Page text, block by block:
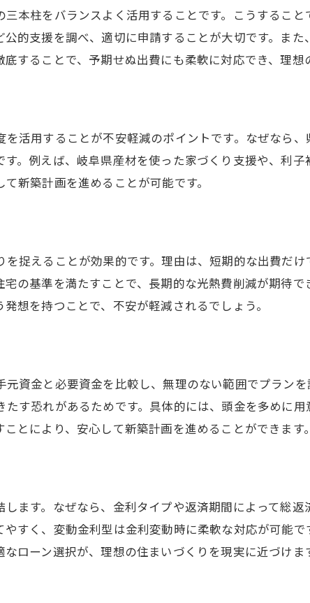
岐阜県制度融資と新築資金繰りの関係性を解説
新築計画に役立つ制度融資のメリットとは
ネ新築住宅で得られる支援策とは
省エネ新築住宅支援策のポイントと活用法
省エネ新築計画に役立つ補助金の探し方
省エネ新築住宅で補助金を最大限活用する
新築で岐阜県産材補助金を活用する方法
ぎふの木で家づくり協力工務店を選ぶ理由
新築住宅における地域産材利用のメリット
補給制度を賢く利用する資金繰り術
新築資金繰りで利子補給制度を活用する方法
岐阜県個人住宅建設等資金利子補給制度とは何か
本柱をバランスよく活用することです。こうするこ
的支援を調べ、適切に申請することが大切です。ま
することで、予期せぬ出費にも柔軟に対応でき、理想
活用することが不安軽減のポイントです。なぜなら
。例えば、岐阜県産材を使った家づくり支援や、利
新築計画を進めることが可能です。
捉えることが効果的です。理由は、短期的な出費だ
の基準を満たすことで、長期的な光熱費削減が期待
想を持つことで、不安が軽減されるでしょう。
資金と必要資金を比較し、無理のない範囲でプラン
す恐れがあるためです。具体的には、頭金を多めに
とにより、安心して新築計画を進めることができます。
ます。なぜなら、金利タイプや返済期間によって総
すく、変動金利型は金利変動時に柔軟な対応が可能
ローン選択が、理想の住まいづくりを現実に近づけま